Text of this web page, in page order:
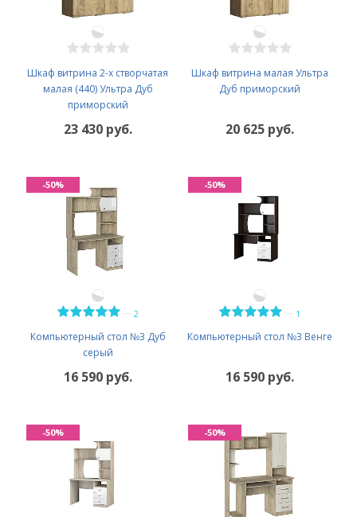
Шкаф витрина 2-х створчатая
малая (440) Ультра Дуб
приморский
23 430 руб.
Шкаф витрина малая Ультра
Дуб приморский
20 625 руб.
2
Компьютерный стол №3 Дуб
серый
16 590 руб.
-50%
1
Компьютерный стол №3 Венге
16 590 руб.
-50%
-50% -50%